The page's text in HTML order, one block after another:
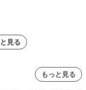
見る
もっと見る